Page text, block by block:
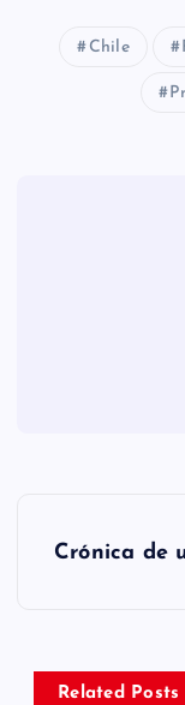
Chile
Crónica de
Related Posts